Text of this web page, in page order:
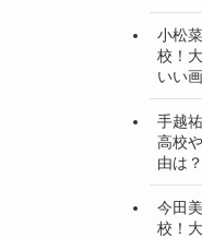
小松
校！
いい
手越
高校
由は？
今田
校！